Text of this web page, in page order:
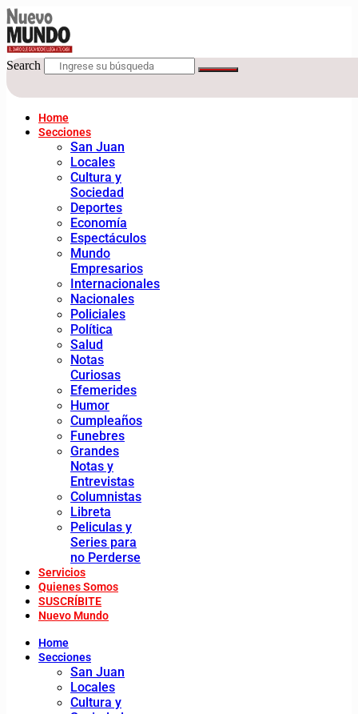
Search
Home
Secciones
San Juan
Locales
Cultura y
Sociedad
Deportes
Economía
Espectáculos
Mundo
Empresarios
Internacionales
Nacionales
Policiales
Política
Salud
Notas
Curiosas
Efemerides
Humor
Cumpleaños
Funebres
Grandes
Notas y
Entrevistas
Columnistas
Libreta
Peliculas y
Series para
no Perderse
Servicios
Quienes Somos
SUSCRÍBITE
Nuevo Mundo
Home
Secciones
San Juan
Locales
Cultura y